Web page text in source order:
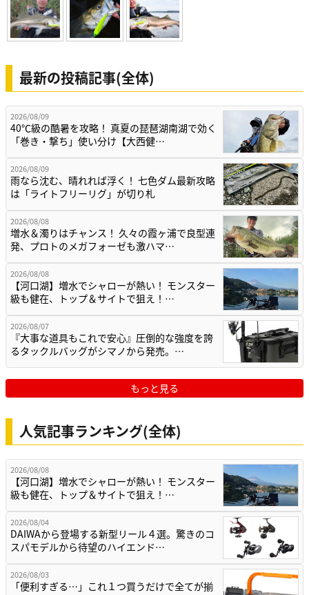
最新の投稿記事(全体)
2026/08/09
40℃級の酷暑を攻略！ 真夏の琵琶湖南湖で効く
「巻き・撃ち」使い分け【大西健…
2026/08/09
雨なら沈む、晴れれば浮く！ 七色ダム最新攻略
は「ライトフリーリグ」が切り札
2026/08/08
増水＆濁りはチャンス！ 久々の霞ヶ浦で良型連
発、プロトのメガフォーゼも激ハマ…
2026/08/08
【河口湖】増水でシャローが熱い！ モンスター
級も健在、トップ＆サイトで狙え！…
2026/08/07
『大事な道具もこれで安心』圧倒的な強度を誇
るタックルバッグがシマノから発売。…
もっと見る
人気記事ランキング(全体)
2026/08/08
【河口湖】増水でシャローが熱い！ モンスター
級も健在、トップ＆サイトで狙え！…
2026/08/04
DAIWAから登場する新型リール４選。驚きのコ
スパモデルから待望のハイエンド…
2026/08/03
「便利すぎる…」これ１つ買うだけで全てが揃